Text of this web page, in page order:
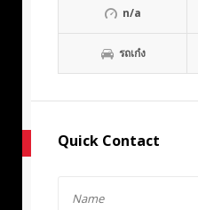
n/a
รถเก๋ง
Quick Contact